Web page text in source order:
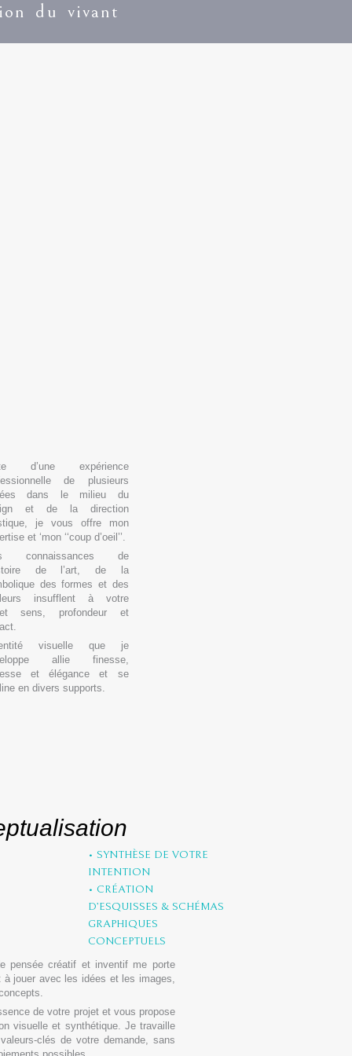
du vivant
d’une expérience
de plusieurs
dans le milieu du
et de la direction
je vous offre mon
et ‘mon ‘‘coup d’oeil’’.
connaissances de
de l’art, de la
des formes et des
insufflent à votre
sens, profondeur et
visuelle que je
allie finesse,
et élégance et se
en divers supports.
• SYNTHÈSE DE VOTRE
INTENTION
• CRÉATION
D’ESQUISSES & SCHÉMAS
GRAPHIQUES
CONCEPTUELS
pensée créatif et inventif me porte
à jouer avec les idées et les images,
de votre projet et vous propose
visuelle et synthétique. Je travaille
clés de votre demande, sans